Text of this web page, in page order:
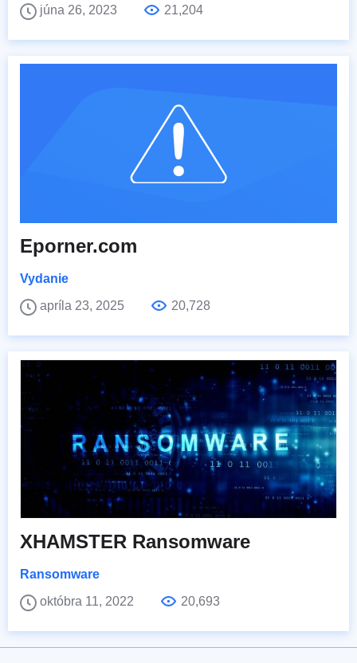
júna 26, 2023 21,204
Eporner.com
Vydanie
apríla 23, 2025
20,728
XHAMSTER Ransomware
Ransomware
októbra 11, 2022
20,693